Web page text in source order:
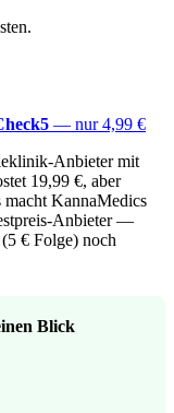
— nur 4,99 €
Anbieter mit
19,99 €, aber
macht KannaMedics
Anbieter —
€ Folge) noch
Blick